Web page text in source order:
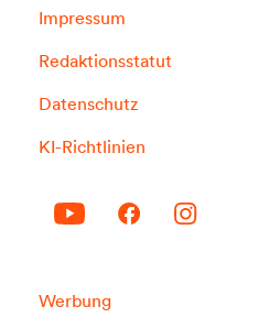
Impressum
Redaktionsstatut
Datenschutz
KI-Richtlinien
Werbung